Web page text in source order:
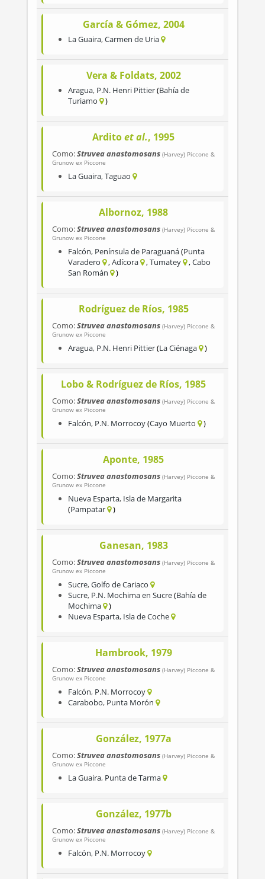
García & Gómez, 2004
La Guaira,Carmen de Uria
Vera & Foldats, 2002
Aragua, P.N. Henri Pittier Bahía de
Turiamo
Arditoet al., 1995
Como:Struvea anastomosans (Harvey) Piccone &
Grunow ex Piccone
La Guaira,Taguao
Albornoz, 1988
Como:Struvea anastomosans (Harvey) Piccone &
Grunow ex Piccone
Falcón, Península de Paraguaná Punta
Varadero
Adícora Tumatey
Cabo
San Román
Rodríguez de Ríos, 1985
Como:Struvea anastomosans (Harvey) Piccone &
Grunow ex Piccone
Aragua, P.N. Henri Pittier La Ciénaga
Lobo & Rodríguez de Ríos, 1985
Como:Struvea anastomosans (Harvey) Piccone &
Grunow ex Piccone
Falcón, P.N. Morrocoy Cayo Muerto
Aponte, 1985
Como:Struvea anastomosans (Harvey) Piccone &
Grunow ex Piccone
Nueva Esparta, Isla de Margarita
Pampatar
Ganesan, 1983
Como:Struvea anastomosans (Harvey) Piccone &
Grunow ex Piccone
Sucre,Golfo de Cariaco
Sucre, P.N. Mochima en Sucre Bahía de
Mochima
Nueva Esparta, Isla de Coche
Hambrook, 1979
Como:Struvea anastomosans (Harvey) Piccone &
Grunow ex Piccone
Falcón, P.N. Morrocoy
Carabobo, Punta Morón
González, 1977a
Como:Struvea anastomosans (Harvey) Piccone &
Grunow ex Piccone
La Guaira, Punta de Tarma
González, 1977b
Como:Struvea anastomosans (Harvey) Piccone &
Grunow ex Piccone
Falcón, P.N. Morrocoy